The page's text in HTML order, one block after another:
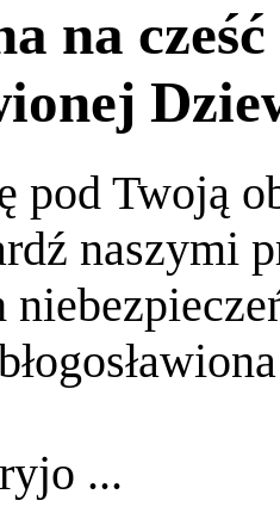
na
pod Twoją
naszymi
...